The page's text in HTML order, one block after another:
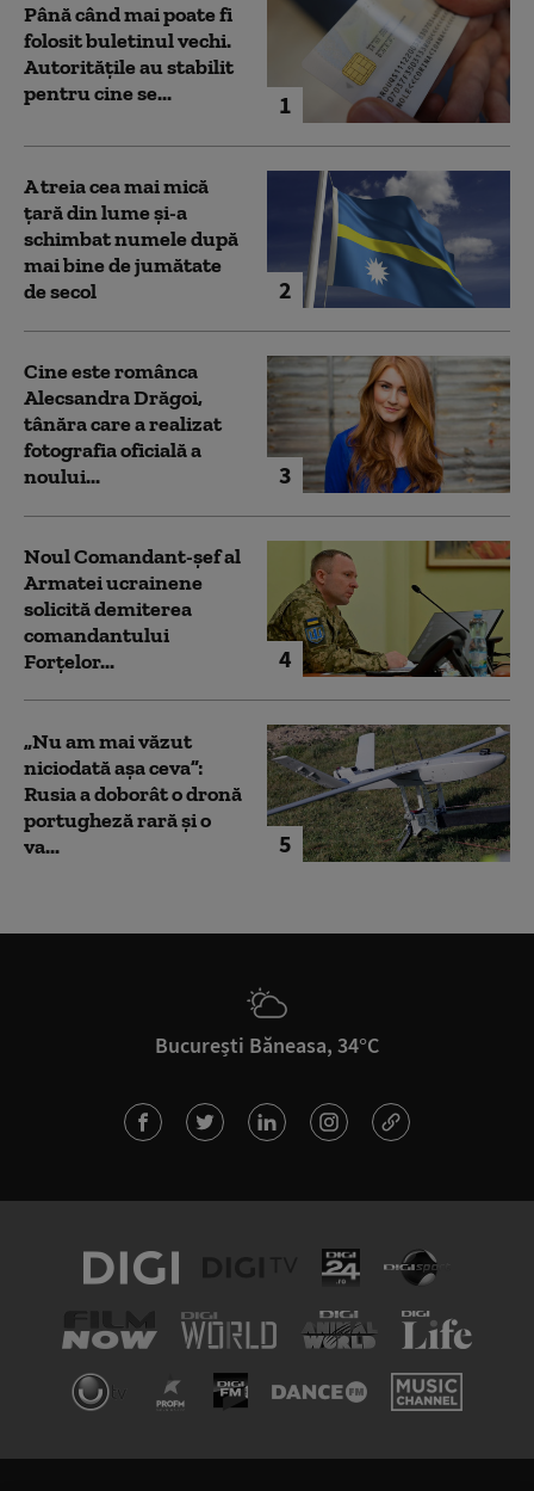
1
Până când mai poate fi
folosit buletinul vechi.
Autoritățile au stabilit
pentru cine se...
2
A treia cea mai mică
țară din lume și-a
schimbat numele după
mai bine de jumătate
de secol
3
Cine este românca
Alecsandra Drăgoi,
tânăra care a realizat
fotografia oficială a
noului...
4
Noul Comandant-șef al
Armatei ucrainene
solicită demiterea
comandantului
Forțelor...
5
„Nu am mai văzut
niciodată așa ceva”:
Rusia a doborât o dronă
portugheză rară și o
va...
București Băneasa, 34°C